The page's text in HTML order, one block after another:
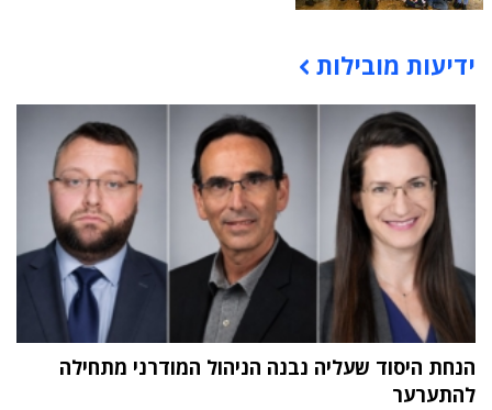
תוכן פרסומי
ידיעות מובילות
הנחת היסוד שעליה נבנה הניהול המודרני מתחילה
להתערער